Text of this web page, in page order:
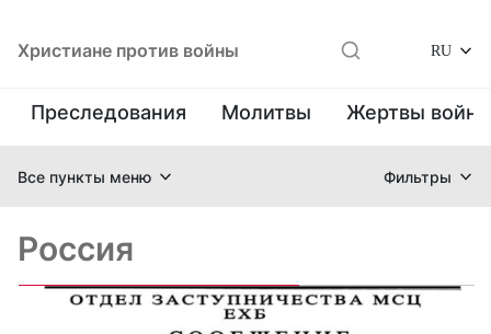
Христиане против войны RU
Преследования Молитвы Жертвы
Все пункты меню Фильтры
Россия